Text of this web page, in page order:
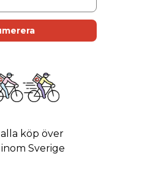
köp över
Sverige